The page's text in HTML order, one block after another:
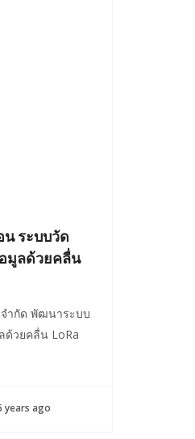
ระบบวัด
มูลด้วยคลื่น
จำกัด พัฒนาระบบ
วยคลื่น LoRa
years ago